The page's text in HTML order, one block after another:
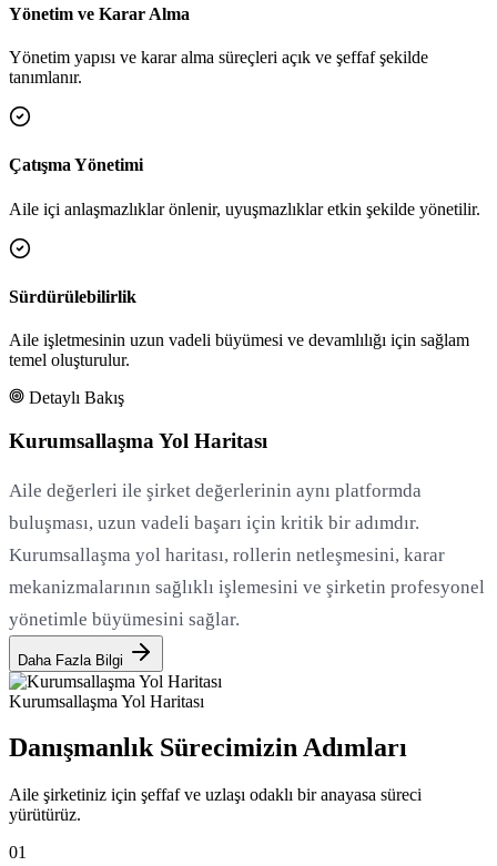
Yönetim ve Karar Alma
Yönetim yapısı ve karar alma süreçleri açık ve şeffaf şekilde
tanımlanır.
Çatışma Yönetimi
Aile içi anlaşmazlıklar önlenir, uyuşmazlıklar etkin şekilde yönetilir.
Sürdürülebilirlik
Aile işletmesinin uzun vadeli büyümesi ve devamlılığı için sağlam
temel oluşturulur.
Detaylı Bakış
Kurumsallaşma Yol Haritası
Aile değerleri ile şirket değerlerinin aynı platformda
buluşması, uzun vadeli başarı için kritik bir adımdır.
Kurumsallaşma yol haritası, rollerin netleşmesini, karar
mekanizmalarının sağlıklı işlemesini ve şirketin profesyonel
yönetimle büyümesini sağlar.
Daha Fazla Bilgi
Kurumsallaşma Yol Haritası
Danışmanlık Sürecimizin Adımları
Aile şirketiniz için şeffaf ve uzlaşı odaklı bir anayasa süreci
yürütürüz.
01